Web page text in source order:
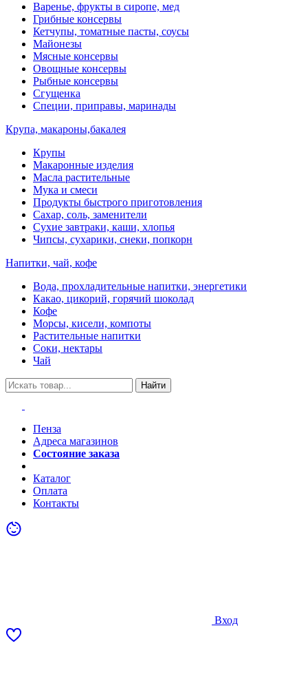
Варенье, фрукты в сиропе, мед
Грибные консервы
Кетчупы, томатные пасты, соусы
Майонезы
Мясные консервы
Овощные консервы
Рыбные консервы
Сгущенка
Специи, приправы, маринады
Крупа, макароны,бакалея
Крупы
Макаронные изделия
Масла растительные
Мука и смеси
Продукты быстрого приготовления
Сахар, соль, заменители
Сухие завтраки, каши, хлопья
Чипсы, сухарики, снеки, попкорн
Напитки, чай, кофе
Вода, прохладительные напитки, энергетики
Какао, цикорий, горячий шоколад
Кофе
Морсы, кисели, компоты
Растительные напитки
Соки, нектары
Чай
Найти
Пенза
Адреса магазинов
Состояние заказа
Каталог
Оплата
Контакты
Вход